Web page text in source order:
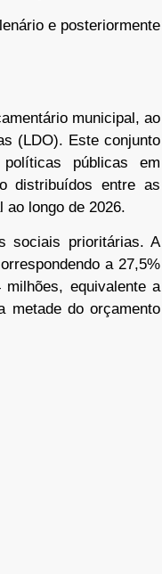
e posteriormente
municipal, ao
(LDO). Este conjunto
públicas em
distribuídos entre as
longo de 2026.
sociais prioritárias. A
a 27,5%
equivalente a
metade do orçamento